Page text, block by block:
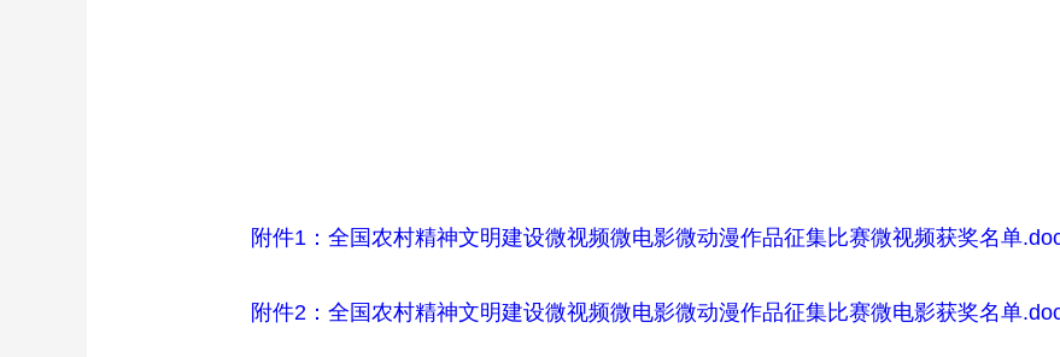
附件1：全国农村精神文明建设微视频微电影微动漫作品征集比赛微视频获奖名单
附件2：全国农村精神文明建设微视频微电影微动漫作品征集比赛微电影获奖名单